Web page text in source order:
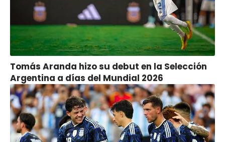
Tomás Aranda hizo su debut en la Selección
Argentina a días del Mundial 2026